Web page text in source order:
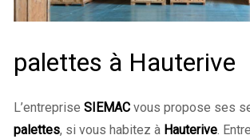
palettes à Hauterive
L’entreprise SIEMAC vous propose ses
palettes, si vous habitez à Hauterive.